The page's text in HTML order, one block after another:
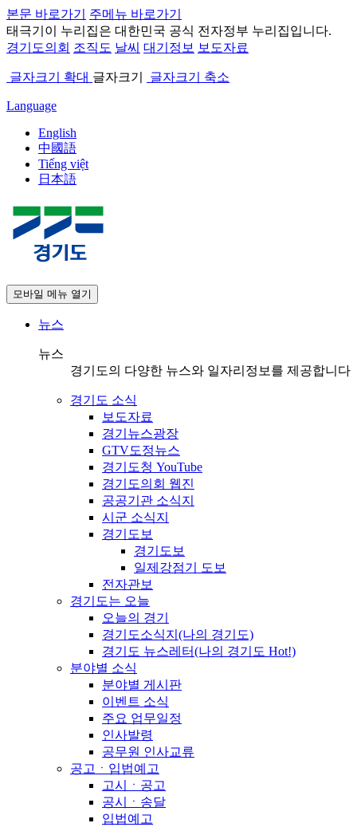
본문 바로가기
주메뉴 바로가기
태극기 이 누리집은 대한민국 공식 전자정부 누리집입니다.
경기도의회 조직도 날씨 대기정보 보도자료
글자크기 확대 글자크기 글자크기 축소
Language
English
中國語
Tiếng việt
日本語
모바일 메뉴 열기
뉴스
뉴스
경기도의 다양한 뉴스와 일자리정보를 제공합니다
경기도 소식
보도자료
경기뉴스광장
GTV도정뉴스
경기도청 YouTube
경기도의회 웹진
공공기관 소식지
시군 소식지
경기도보
경기도보
일제강점기 도보
전자관보
경기도는 오늘
오늘의 경기
경기도소식지(나의 경기도)
경기도 뉴스레터(나의 경기도 Hot!)
분야별 소식
분야별 게시판
이벤트 소식
주요 업무일정
인사발령
공무원 인사교류
공고ㆍ입법예고
고시ㆍ공고
공시ㆍ송달
입법예고